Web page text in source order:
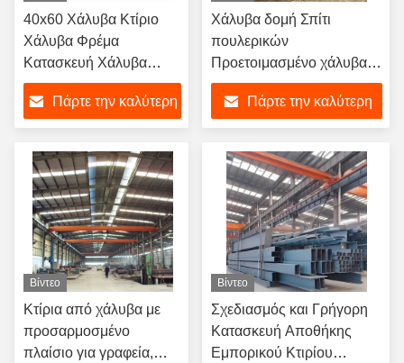
40x60 Χάλυβα Κτίριο
Χάλυβα Φρέμα
Κατασκευή Χάλυβα
δομή Κτίριο αποθήκης
για το σχεδιασμό
εργαστηρίου
Πάρτε την καλύτερη
Χάλυβα δομή Σπίτι
πουλερικών
Προετοιμασμένο χάλυβα
σκελετό σπίτι
Περιβαλλοντική
προστασία Αχυρώνα
κοτόπουλου
Πάρτε την καλύτερη
Βίντεο
Κτίρια από χάλυβα με
προσαρμοσμένο
πλαίσιο για γραφεία,
Βίντεο
Σχεδιασμός και Γρήγορη
Κατασκευή Αποθήκης
Εμπορικού Κτιρίου